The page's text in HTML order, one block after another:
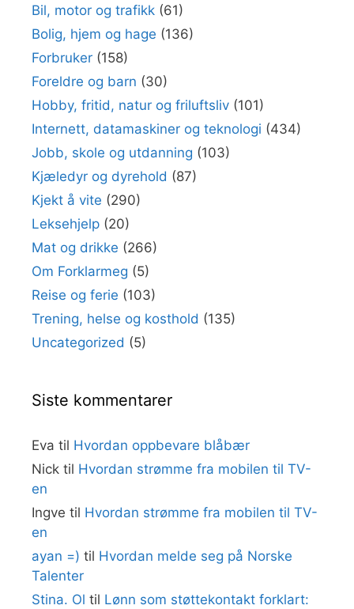
Bil, motor og trafikk (61)
Bolig, hjem og hage (136)
Forbruker (158)
Foreldre og barn (30)
Hobby, fritid, natur og friluftsliv (101)
Internett, datamaskiner og teknologi (434)
Jobb, skole og utdanning (103)
Kjæledyr og dyrehold (87)
Kjekt å vite (290)
Leksehjelp (20)
Mat og drikke (266)
Om Forklarmeg (5)
Reise og ferie (103)
Trening, helse og kosthold (135)
Uncategorized (5)
Siste kommentarer
Eva til Hvordan oppbevare blåbær
Nick til Hvordan strømme fra mobilen til TV-
en
Ingve til Hvordan strømme fra mobilen til TV-
en
ayan =) til Hvordan melde seg på Norske
Talenter
Stina. Ol til Lønn som støttekontakt forklart: